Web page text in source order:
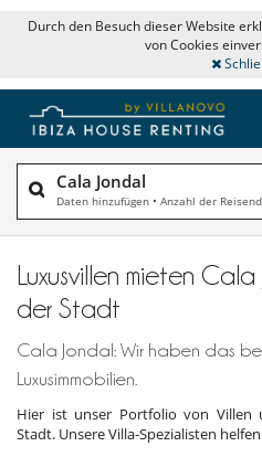
Durch den Besuch dieser Website
von Cookies
Cala Jondal
Daten hinzufügen • Anzahl der
Luxusvillen mieten
der Stadt
Cala Jondal: Wir haben das
Luxusimmobilien.
Hier ist unser Portfolio von Villen
Stadt. Unsere Villa-Spezialisten